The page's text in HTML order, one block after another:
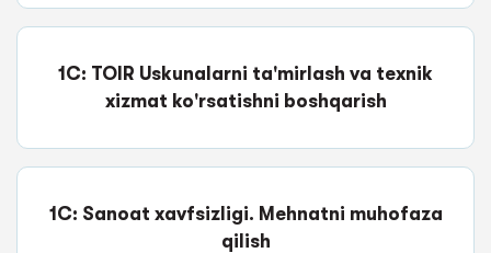
1C: TOIR Uskunalarni ta'mirlash va texnik
xizmat ko'rsatishni boshqarish
1C: Sanoat xavfsizligi. Mehnatni muhofaza
qilish